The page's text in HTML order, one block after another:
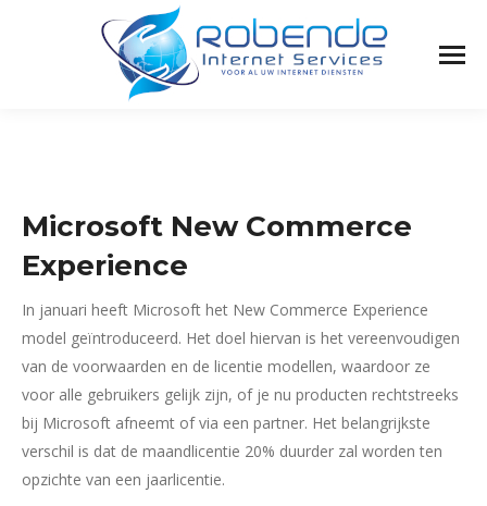
Microsoft New Commerce
Experience
In januari heeft Microsoft het New Commerce Experience
model geïntroduceerd. Het doel hiervan is het vereenvoudigen
van de voorwaarden en de licentie modellen, waardoor ze
voor alle gebruikers gelijk zijn, of je nu producten rechtstreeks
bij Microsoft afneemt of via een partner. Het belangrijkste
verschil is dat de maandlicentie 20% duurder zal worden ten
opzichte van een jaarlicentie.